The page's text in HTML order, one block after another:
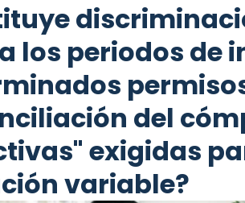
los periodos de
del
exigidas
variable?